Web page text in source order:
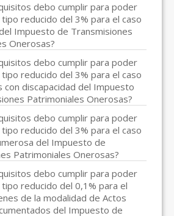
debo cumplir para poder
reducido del 3% para el caso
Impuesto de Transmisiones
Onerosas?
debo cumplir para poder
reducido del 3% para el caso
con discapacidad del Impuesto
Patrimoniales Onerosas?
debo cumplir para poder
reducido del 3% para el caso
del Impuesto de
Patrimoniales Onerosas?
debo cumplir para poder
reducido del 0,1% para el
de la modalidad de Actos
del Impuesto de